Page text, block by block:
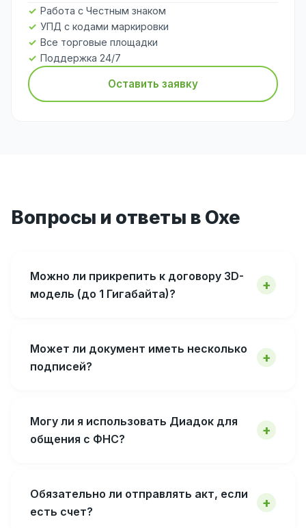
Работа с Честным знаком
УПД с кодами маркировки
Все торговые площадки
Поддержка 24/7
Оставить заявку
Вопросы и ответы в Охе
Можно ли прикрепить к договору 3D-
модель (до 1 Гигабайта)?
Может ли документ иметь несколько
подписей?
Могу ли я использовать Диадок для
общения с ФНС?
Обязательно ли отправлять акт, если
есть счет?